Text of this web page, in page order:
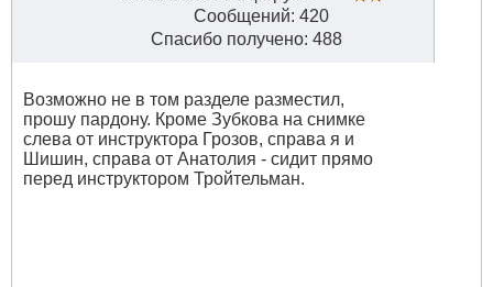
Сообщений: 420
Спасибо получено: 488
Возможно не в том разделе разместил,
прошу пардону. Кроме Зубкова на снимке
слева от инструктора Грозов, справа я и
Шишин, справа от Анатолия - сидит прямо
перед инструктором Тройтельман.